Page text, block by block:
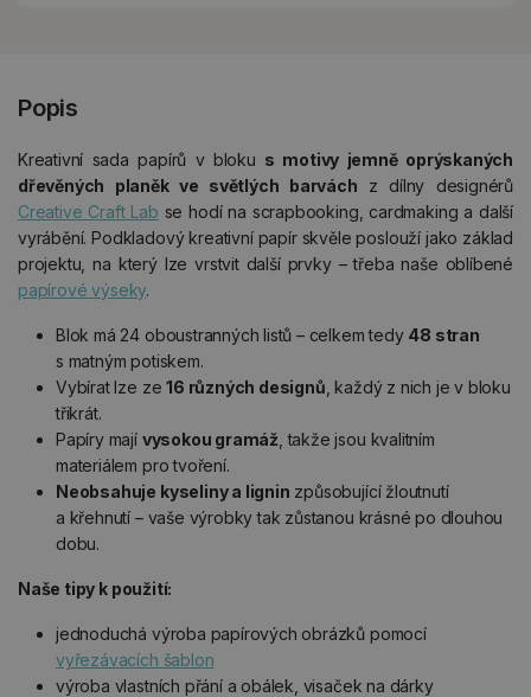
Popis
Kreativní sada papírů v bloku s motivy jemně oprýskaných
dřevěných planěk ve světlých barvách z dílny designérů
Creative Craft Lab se hodí na scrapbooking, cardmaking a další
vyrábění. Podkladový kreativní papír skvěle poslouží jako základ
projektu, na který lze vrstvit další prvky – třeba naše oblíbené
papírové výseky.
Blok má 24 oboustranných listů – celkem tedy 48 stran
s matným potiskem.
Vybírat lze ze16 různých designů , každý z nich je v bloku
třikrát.
Papíry mají vysokou gramáž , takže jsou kvalitním
materiálem pro tvoření.
Neobsahuje kyseliny a lignin způsobující žloutnutí
a křehnutí – vaše výrobky tak zůstanou krásné po dlouhou
dobu.
Naše tipy k použití:
jednoduchá výroba papírových obrázků pomocí
vyřezávacích šablon
výroba vlastních přání a obálek, visaček na dárky